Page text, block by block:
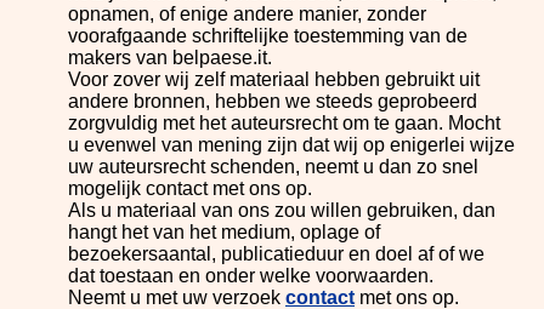
opnamen, of enige andere manier, zonder
voorafgaande schriftelijke toestemming van de
makers van belpaese.it.
Voor zover wij zelf materiaal hebben gebruikt uit
andere bronnen, hebben we steeds geprobeerd
zorgvuldig met het auteursrecht om te gaan. Mocht
u evenwel van mening zijn dat wij op enigerlei wijze
uw auteursrecht schenden, neemt u dan zo snel
mogelijk contact met ons op.
Als u materiaal van ons zou willen gebruiken, dan
hangt het van het medium, oplage of
bezoekersaantal, publicatieduur en doel af of we
dat toestaan en onder welke voorwaarden.
Neemt u met uw verzoek contact met ons op.